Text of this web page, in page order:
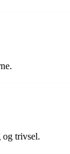
og trivsel.